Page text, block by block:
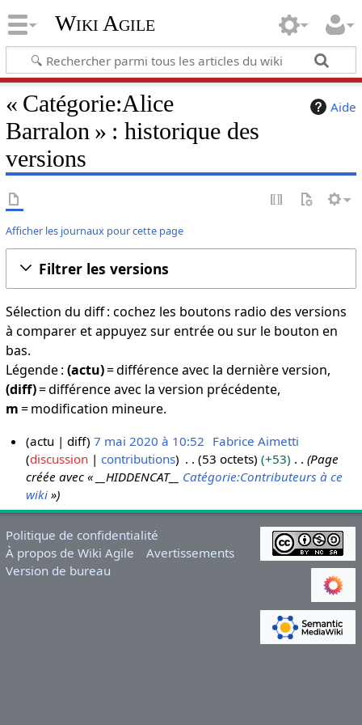
Wiki Agile
Aide
« Catégorie:Alice
Barralon » : historique des
versions
Afficher les journaux pour cette page
Filtrer les versions
Sélection du diff : cochez les boutons radio des versions
à comparer et appuyez sur entrée ou sur le bouton en
bas.
Légende : (actu)= différence avec la dernière version,
(diff)= différence avec la version précédente,
m= modification mineure.
i
2
0
2
actu diff 7 mai 2020 à 10:52 Fabrice Aimetti
discussion
contributions 53 octets +53
Page
créée avec « __HIDDENCAT__ Catégorie:Contributeurs à ce
wiki »
Politique de confidentialité
À propos de Wiki Agile
Avertissements
Version de bureau